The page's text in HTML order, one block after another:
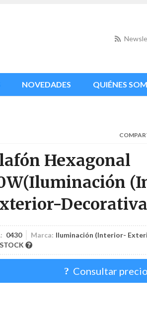
NOVEDADES QUIÉNES
Hexagonal
(Iluminación
0430 Marca: Iluminación (Interior-
Consultar precio